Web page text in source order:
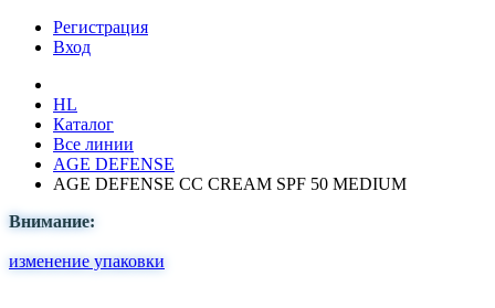
Регистрация
Вход
HL
Каталог
Все линии
AGE DEFENSE
AGE DEFENSE CC CREAM SPF 50 MEDIUM
Внимание:
изменение упаковки